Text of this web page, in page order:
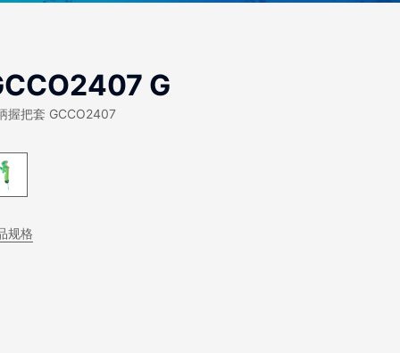
G
握把套 GCCO2407
规格